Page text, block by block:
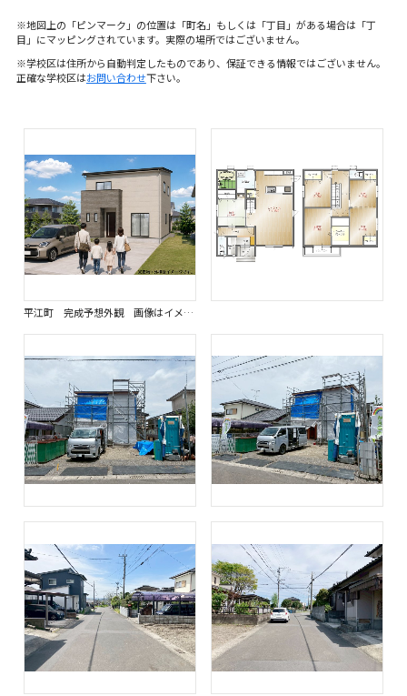
※地図上の「ピンマーク」の位置は「町名」もしくは「丁目」がある場合は「丁
目」にマッピングされています。実際の場所ではございません。
※学校区は住所から自動判定したものであり、保証できる情報ではございません。
正確な学校区はお問い合わせ下さい。
平江町 完成予想外観 画像はイメージです。